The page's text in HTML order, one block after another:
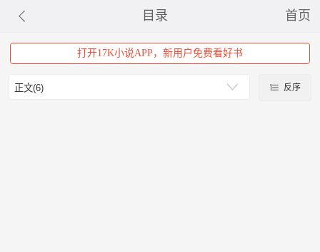
目录 首页
打开17K小说APP，新用户免费看好书
反序